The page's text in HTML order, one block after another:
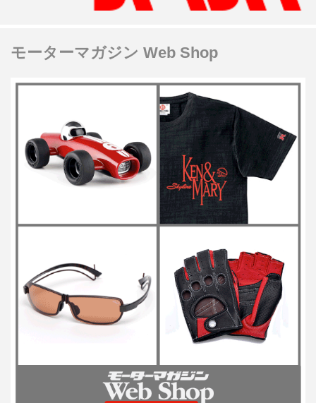
モーターマガジン Web Shop